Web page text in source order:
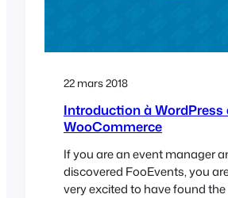
22 mars 2018
Introduction à WordPress
WooCommerce
If you are an event manager
discovered FooEvents, you
very excited to have found